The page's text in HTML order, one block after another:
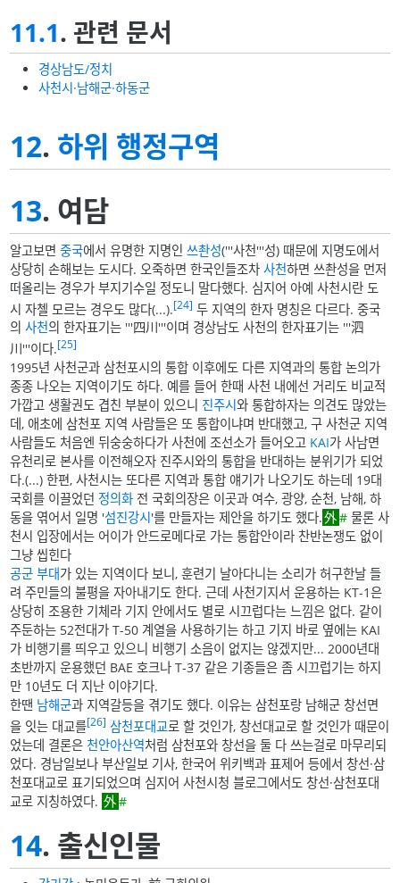
11.1. 관련 문서
경상남도/정치
사천시·남해군·하동군
12. 하위 행정구역
13. 여담
알고보면중국에서 유명한 지명인 쓰촨성('''사천'''성) 때문에 지명도에서
상당히 손해보는 도시다. 오죽하면 한국인들조차사천하면 쓰촨성을 먼저
떠올리는 경우가 부지기수일 정도니 말다했다. 심지어 아예 사천시란 도
시 자첼 모르는 경우도 많다(...).[24] 두 지역의 한자 명칭은 다르다. 중국
의사천의 한자표기는 '''四川'''이며 경상남도 사천의 한자표기는 '''泗
川'''이다.[25]
1995년 사천군과 삼천포시의 통합 이후에도 다른 지역과의 통합 논의가
종종 나오는 지역이기도 하다. 예를 들어 한때 사천 내에선 거리도 비교적
가깝고 생활권도 겹친 부분이 있으니 진주시와 통합하자는 의견도 많았는
데, 애초에 삼천포 지역 사람들은 또 통합이냐며 반대했고, 구 사천군 지역
사람들도 처음엔 뒤숭숭하다가 사천에 조선소가 들어오고 KAI가 사남면
유천리로 본사를 이전해오자 진주시와의 통합을 반대하는 분위기가 되었
다.(...) 한편, 사천시는 또다른 지역과 통합 얘기가 나오기도 하는데 19대
국회를 이끌었던 정의화 전 국회의장은 이곳과 여수, 광양, 순천, 남해, 하
동을 엮어서 일명 '섬진강시'를 만들자는 제안을 하기도 했다. #물론 사
천시 입장에서는 어이가 안드로메다로 가는 통합안이라 찬반논쟁도 없이
그냥 씹힌다
공군 부대가 있는 지역이다 보니, 훈련기 날아다니는 소리가 허구한날 들
려 주민들의 불평을 자아내기도 한다. 근데 사천기지서 운용하는 KT-1은
상당히 조용한 기체라 기지 안에서도 별로 시끄럽다는 느낌은 없다. 같이
주둔하는 52전대가 T-50 계열을 사용하기는 하고 기지 바로 옆에는 KAI
가 비행기를 띄우고 있으니 비행기 소음이 없지는 않겠지만... 2000년대
초반까지 운용했던 BAE 호크나 T-37 같은 기종들은 좀 시끄럽기는 하지
만 10년도 더 지난 이야기다.
한땐 남해군과 지역갈등을 겪기도 했다. 이유는 삼천포랑 남해군 창선면
을 잇는 대교를[26] 삼천포대교로 할 것인가, 창선대교로 할 것인가 때문이
었는데 결론은 천안아산역처럼 삼천포와 창선을 둘 다 쓰는걸로 마무리되
었다. 경남일보나 부산일보 기사, 한국어 위키백과 표제어 등에서 창선·삼
천포대교로 표기되었으며 심지어 사천시청 블로그에서도 창선·삼천포대
교로 지칭하였다.
#
14. 출신인물